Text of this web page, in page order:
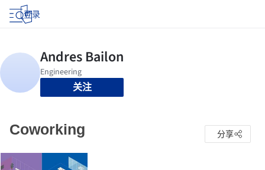
登录
关注
Coworking 分享